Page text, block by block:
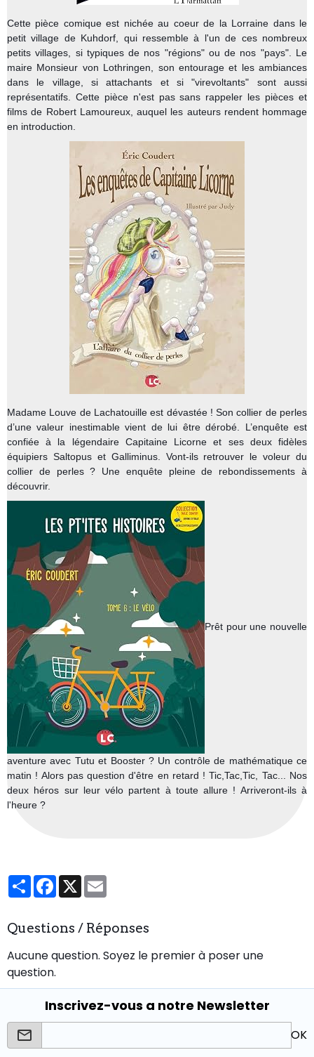
Cette pièce comique est nichée au coeur de la Lorraine dans le
petit village de Kuhdorf, qui ressemble à l'un de ces nombreux
petits villages, si typiques de nos "régions" ou de nos "pays". Le
maire Monsieur von Lothringen, son entourage et les ambiances
dans le village, si attachants et si "virevoltants" sont aussi
représentatifs. Cette pièce n'est pas sans rappeler les pièces et
films de Robert Lamoureux, auquel les auteurs rendent hommage
en introduction.
Madame Louve de Lachatouille est dévastée ! Son collier de perles
d’une valeur inestimable vient de lui être dérobé. L’enquête est
confiée à la légendaire Capitaine Licorne et ses deux fidèles
équipiers Saltopus et Galliminus. Vont-ils retrouver le voleur du
collier de perles ? Une enquête pleine de rebondissements à
découvrir.
Prêt pour une nouvelle
aventure avec Tutu et Booster ? Un contrôle de mathématique ce
matin ! Alors pas question d'être en retard ! Tic,Tac,Tic, Tac... Nos
deux héros sur leur vélo partent à toute allure ! Arriveront-ils à
l'heure ?
PartagerFacebook
X
Questions / Réponses
Aucune question. Soyez le premier à poser une
question.
Inscrivez-vous a notre Newsletter
OK